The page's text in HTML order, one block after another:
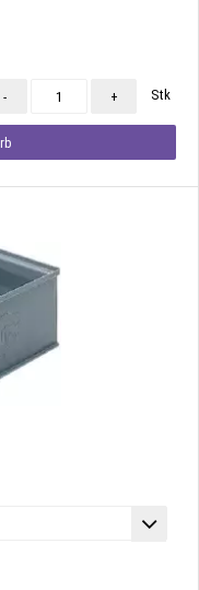
- + Stk